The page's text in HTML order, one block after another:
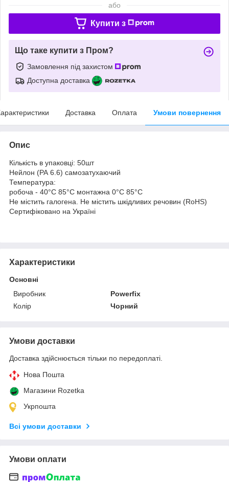
або
Купити з
Що таке купити з Пром?
Замовлення під захистом
Доступна доставка
Доставка Оплата Умови повернення
Опис
Кількість в упаковці: 50шт
Нейлон (РА 6.6) самозатухаючий
Температура:
робоча - 40°С 85°С монтажна 0°C 85°C
Не містить галогена. Не містить шкідливих речовин (RoHS)
Сертифіковано на Україні
Характеристики
Основні
Виробник
Powerfix
Колір
Чорний
Умови доставки
Доставка здійснюється тільки по передоплаті.
Нова Пошта
Магазини Rozetka
Укрпошта
Всі умови доставки
Умови оплати